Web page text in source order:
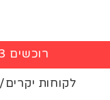
רוכשים 3 חולצות - 5% הנחה בקופה
לקוחות